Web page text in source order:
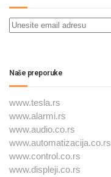
Naše preporuke
www.tesla.rs
www.alarmi.rs
www.audio.co.rs
www.automatizacija.co.rs
www.control.co.rs
www.displeji.co.rs